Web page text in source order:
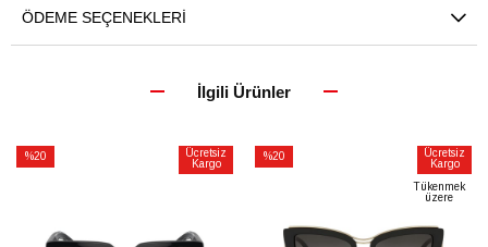
ÖDEME SEÇENEKLERI
İlgili Ürünler
%20
Ücretsiz
Kargo
%20
Ücretsiz
Kargo
Tükenmek
üzere